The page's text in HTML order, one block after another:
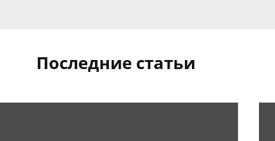
Последние статьи